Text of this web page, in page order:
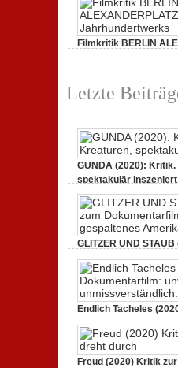
Filmkritik BERLIN
Letzte
GUNDA (2020):
spektakulär
GLITZER UND
Dokumentarfilm.
gespaltenes Amerika.
3. Oktober 2020,2
Endlich Tacheles
Dokumentarfilm:
unmissverständlich.
19. Mai 2020,0 Comments
Freud (2020) Kritik